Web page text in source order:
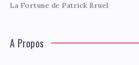
La Fortune de Patrick Bruel
A Propos